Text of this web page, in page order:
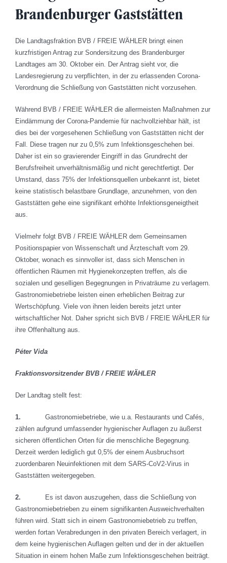
Brandenburger Gaststätten
Die Landtagsfraktion BVB / FREIE WÄHLER bringt einen
kurzfristigen Antrag zur Sondersitzung des Brandenburger
Landtages am 30. Oktober ein. Der Antrag sieht vor, die
Landesregierung zu verpflichten, in der zu erlassenden Corona-
Verordnung die Schließung von Gaststätten nicht vorzusehen.
Während BVB / FREIE WÄHLER die allermeisten Maßnahmen zur
Eindämmung der Corona-Pandemie für nachvollziehbar hält, ist
dies bei der vorgesehenen Schließung von Gaststätten nicht der
Fall. Diese tragen nur zu 0,5% zum Infektionsgeschehen bei.
Daher ist ein so gravierender Eingriff in das Grundrecht der
Berufsfreiheit unverhältnismäßig und nicht gerechtfertigt. Der
Umstand, dass 75% der Infektionsquellen unbekannt ist, bietet
keine statistisch belastbare Grundlage, anzunehmen, von den
Gaststätten gehe eine signifikant erhöhte Infektionsgeneigtheit
aus.
Vielmehr folgt BVB / FREIE WÄHLER dem Gemeinsamen
Positionspapier von Wissenschaft und Ärzteschaft vom 29.
Oktober, wonach es sinnvoller ist, dass sich Menschen in
öffentlichen Räumen mit Hygienekonzepten treffen, als die
sozialen und geselligen Begegnungen in Privaträume zu verlagern.
Gastronomiebetriebe leisten einen erheblichen Beitrag zur
Wertschöpfung. Viele von ihnen leiden bereits jetzt unter
wirtschaftlicher Not. Daher spricht sich BVB / FREIE WÄHLER für
ihre Offenhaltung aus.
Péter Vida
Fraktionsvorsitzender BVB / FREIE WÄHLER
Der Landtag stellt fest:
1. Gastronomiebetriebe, wie u.a. Restaurants und Cafés,
zählen aufgrund umfassender hygienischer Auflagen zu äußerst
sicheren öffentlichen Orten für die menschliche Begegnung.
Derzeit werden lediglich gut 0,5% der einem Ausbruchsort
zuordenbaren Neuinfektionen mit dem SARS-CoV2-Virus in
Gaststätten weitergegeben.
2. Es ist davon auszugehen, dass die Schließung von
Gastronomiebetrieben zu einem signifikanten Ausweichverhalten
führen wird. Statt sich in einem Gastronomiebetrieb zu treffen,
werden fortan Verabredungen in den privaten Bereich verlagert, in
dem keine hygienischen Auflagen gelten und der in der aktuellen
Situation in einem hohen Maße zum Infektionsgeschehen beiträgt.